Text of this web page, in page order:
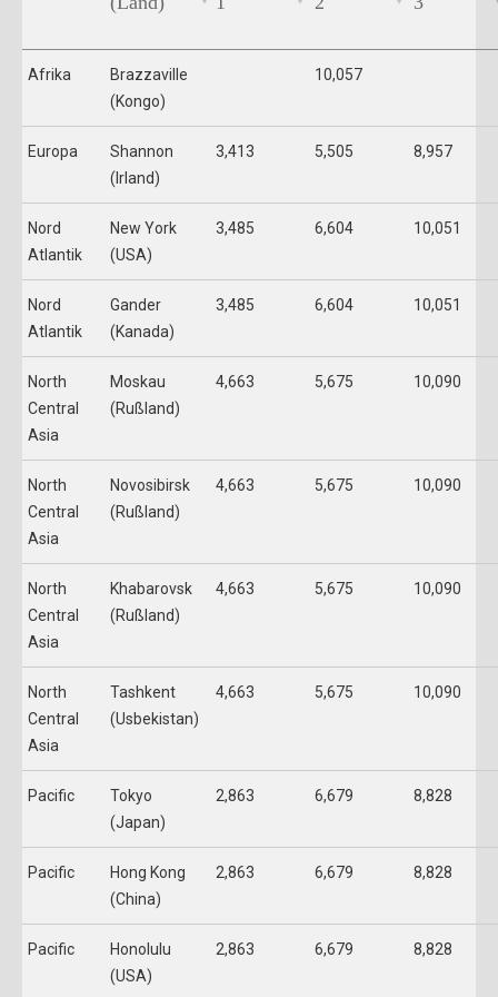
Afrika
Brazzaville
(Kongo)
10,057
Europa
Shannon
(Irland)
3,413 5,505 8,957
Nord
Atlantik
New York
(USA)
3,485 6,604 10,051
Nord
Atlantik
Gander
(Kanada)
3,485 6,604 10,051
North
Central
Asia
Moskau
(Rußland)
4,663 5,675 10,090
North
Central
Asia
Novosibirsk
(Rußland)
4,663 5,675 10,090
North
Central
Asia
Khabarovsk
(Rußland)
4,663 5,675 10,090
North
Central
Asia
Tashkent
(Usbekistan)
4,663 5,675 10,090
Pacific
Tokyo
(Japan)
2,863 6,679 8,828
Pacific
Hong Kong
(China)
2,863 6,679 8,828
Pacific
Honolulu
(USA)
2,863 6,679 8,828